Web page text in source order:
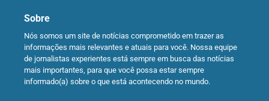
Sobre
Nós somos um site de notícias comprometido em trazer as
informações mais relevantes e atuais para você. Nossa equipe
de jornalistas experientes está sempre em busca das notícias
mais importantes, para que você possa estar sempre
informado(a) sobre o que está acontecendo no mundo.